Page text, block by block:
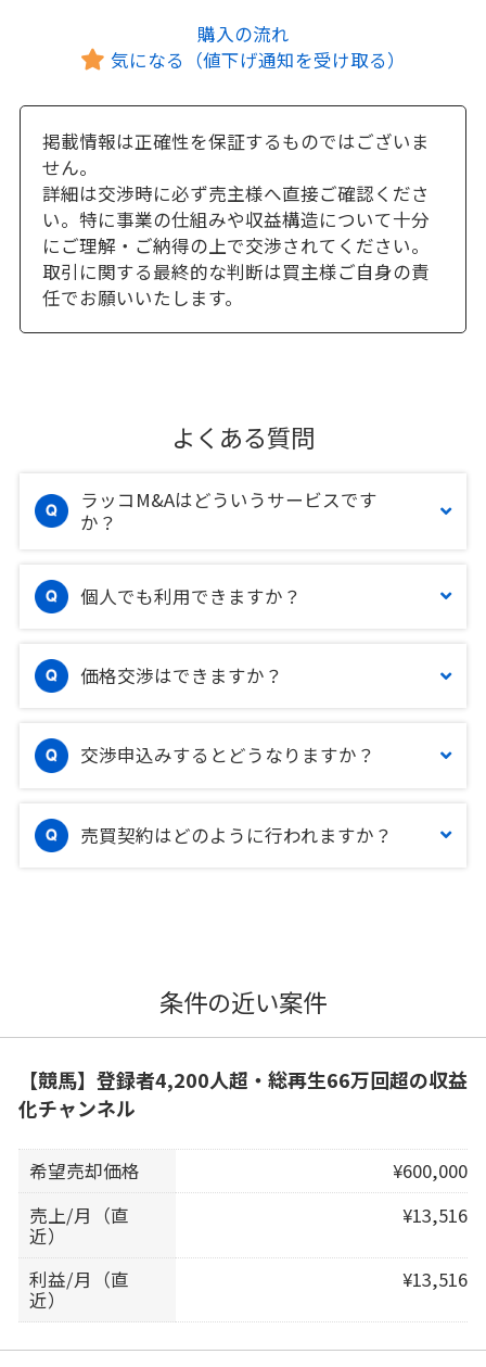
購入の流れ
気になる（値下げ通知を受け取る）
掲載情報は正確性を保証するものではございま
せん。
詳細は交渉時に必ず売主様へ直接ご確認くださ
い。特に事業の仕組みや収益構造について十分
にご理解・ご納得の上で交渉されてください。
取引に関する最終的な判断は買主様ご自身の責
任でお願いいたします。
よくある質問
ラッコM&Aはどういうサービスです
か？
個人でも利用できますか？
価格交渉はできますか？
交渉申込みするとどうなりますか？
売買契約はどのように行われますか？
条件の近い案件
【競馬】登録者4,200人超・総再生66万回超の収益
化チャンネル
希望売却価格
¥600,000
売上/月（直
近）
¥13,516
利益/月（直
近）
¥13,516